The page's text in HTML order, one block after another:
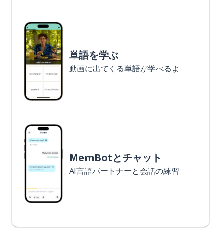
単語を学ぶ
動画に出てくる単語が学べるよ
MemBotとチャット
AI言語パートナーと会話の練習